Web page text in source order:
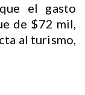
el gasto
de $72 mil,
al turismo,